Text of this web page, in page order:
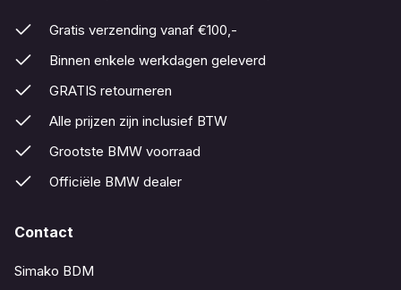
Gratis verzending vanaf €100,-
Binnen enkele werkdagen geleverd
GRATIS retourneren
Alle prijzen zijn inclusief BTW
Grootste BMW voorraad
Officiële BMW dealer
Contact
Simako BDM